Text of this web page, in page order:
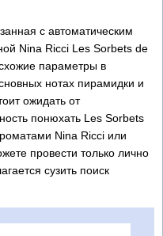
с автоматическим
Nina Ricci Les Sorbets de
параметры в
нотах пирамидки и
ожидать от
понюхать Les Sorbets
Nina Ricci или
провести только лично
сузить поиск